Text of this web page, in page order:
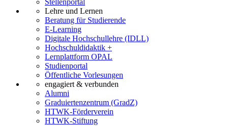
Stellenportal
Lehre und Lernen
Beratung für Studierende
E-Learning
Digitale Hochschullehre (IDLL)
Hochschuldidaktik +
Lernplattform OPAL
Studienportal
Öffentliche Vorlesungen
engagiert & verbunden
Alumni
Graduiertenzentrum (GradZ)
HTWK-Förderverein
HTWK-Stiftung